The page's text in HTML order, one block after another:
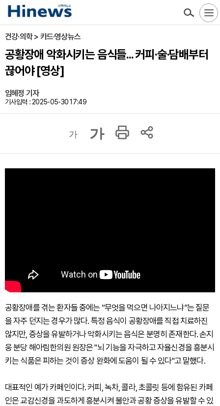
건강·의학 > 카드·영상뉴스
공황장애 악화시키는 음식들... 커피·술·담배부터
끊어야 [영상]
임혜정 기자
기사입력 : 2025-05-30 17:49
가 가
공황장애를 겪는 환자들 중에는 “무엇을 먹으면 나아지느냐”는 질문
을 자주 던지는 경우가 많다. 특정 음식이 공황장애를 직접 치료하진
않지만, 증상을 유발하거나 악화시키는 음식은 분명히 존재한다. 손지
웅 분당 해아림한의원 원장은 "뇌 기능을 자극하고 자율신경을 흥분시
키는 식품은 피하는 것이 증상 완화에 도움이 될 수 있다"고 말했다.
대표적인 예가 카페인이다. 커피, 녹차, 콜라, 초콜릿 등에 함유된 카페
인은 교감신경을 과도하게 흥분시켜 불안과 공황 증상을 유발할 수 있